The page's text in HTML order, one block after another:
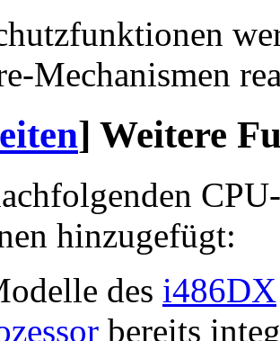
Mechanismen
] Weitere
hinzugefügt:
des i486DX
bereits